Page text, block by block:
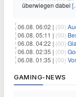
überwiegen dabei
06.08. 06:02 | (00)
06.08. 05:11 | (00)
06.08. 04:22 | (00)
06.08. 02:35 | (00)
06.08. 01:35 | (00)
GAMING-NEWS